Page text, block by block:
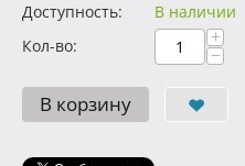
Доступность:
В наличии
Кол-во:
+
−
В корзину